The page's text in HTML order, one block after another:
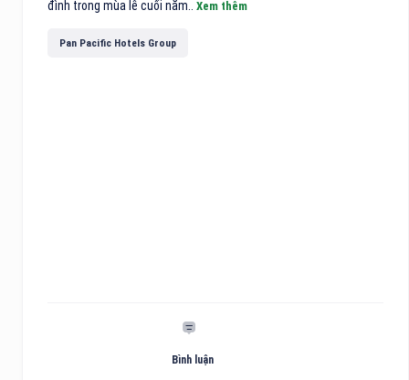
đình trong mùa lễ cuối năm.. Xem thêm
Pan Pacific Hotels Group
Bình luận